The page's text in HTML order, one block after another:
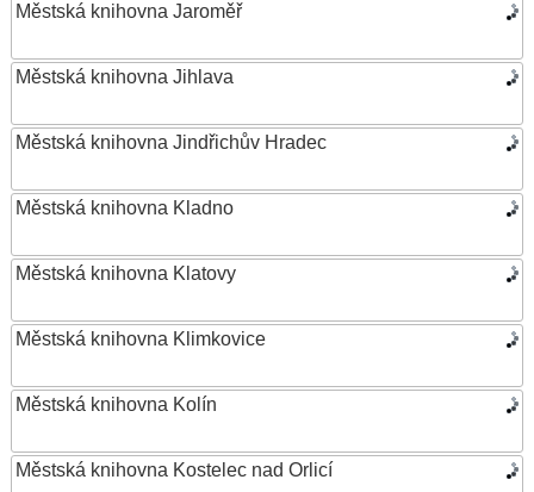
Městská knihovna Jaroměř
Městská knihovna Jihlava
Městská knihovna Jindřichův Hradec
Městská knihovna Kladno
Městská knihovna Klatovy
Městská knihovna Klimkovice
Městská knihovna Kolín
Městská knihovna Kostelec nad Orlicí